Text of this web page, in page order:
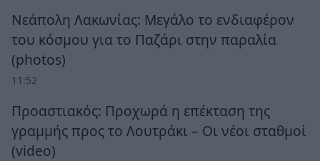
Νεάπολη Λακωνίας: Μεγάλο το ενδιαφέρον
του κόσμου για το Παζάρι στην παραλία
(photos)
11:52
Προαστιακός: Προχωρά η επέκταση της
γραμμής προς το Λουτράκι – Οι νέοι σταθμοί
(video)